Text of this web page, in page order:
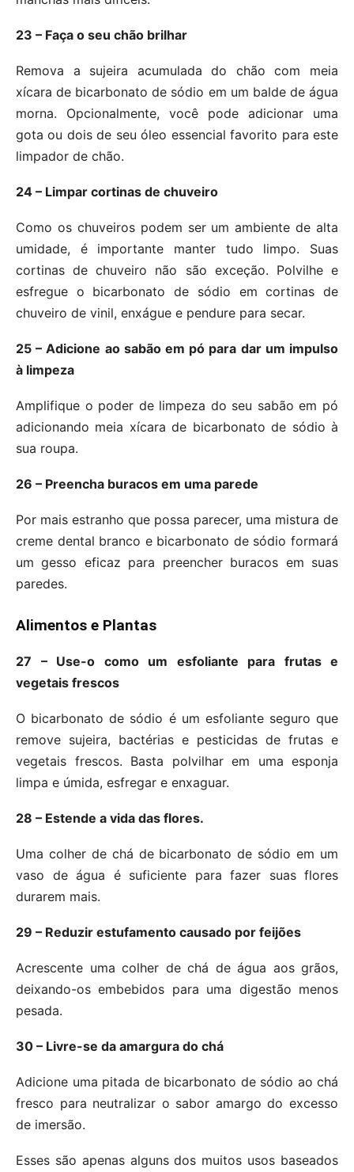
23 – Faça o seu chão brilhar
Remova a sujeira acumulada do chão com meia
xícara de bicarbonato de sódio em um balde de água
morna. Opcionalmente, você pode adicionar uma
gota ou dois de seu óleo essencial favorito para este
limpador de chão.
24 – Limpar cortinas de chuveiro
Como os chuveiros podem ser um ambiente de alta
umidade, é importante manter tudo limpo. Suas
cortinas de chuveiro não são exceção. Polvilhe e
esfregue o bicarbonato de sódio em cortinas de
chuveiro de vinil, enxágue e pendure para secar.
25 – Adicione ao sabão em pó para dar um impulso
à limpeza
Amplifique o poder de limpeza do seu sabão em pó
adicionando meia xícara de bicarbonato de sódio à
sua roupa.
26 – Preencha buracos em uma parede
Por mais estranho que possa parecer, uma mistura de
creme dental branco e bicarbonato de sódio formará
um gesso eficaz para preencher buracos em suas
paredes.
Alimentos e Plantas
27 – Use-o como um esfoliante para frutas e
vegetais frescos
O bicarbonato de sódio é um esfoliante seguro que
remove sujeira, bactérias e pesticidas de frutas e
vegetais frescos. Basta polvilhar em uma esponja
limpa e úmida, esfregar e enxaguar.
28 – Estende a vida das flores.
Uma colher de chá de bicarbonato de sódio em um
vaso de água é suficiente para fazer suas flores
durarem mais.
29 – Reduzir estufamento causado por feijões
Acrescente uma colher de chá de água aos grãos,
deixando-os embebidos para uma digestão menos
pesada.
30 – Livre-se da amargura do chá
Adicione uma pitada de bicarbonato de sódio ao chá
fresco para neutralizar o sabor amargo do excesso
de imersão.
Esses são apenas alguns dos muitos usos baseados